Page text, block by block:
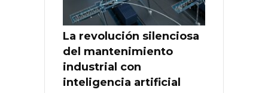
La revolución silenciosa
del mantenimiento
industrial con
inteligencia artificial